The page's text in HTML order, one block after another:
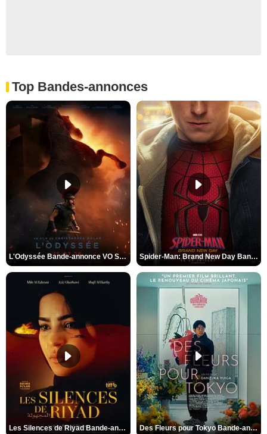
Top Bandes-annonces
L'Odyssée Bande-annonce VO STFR Spider-Man: Brand New Day Bande-annonce VO STFR
Les Silences de Riyad Bande-annonce VO STFR Des Fleurs pour Tokyo Bande-annonce VO STFR